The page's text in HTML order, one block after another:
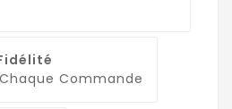
Commande